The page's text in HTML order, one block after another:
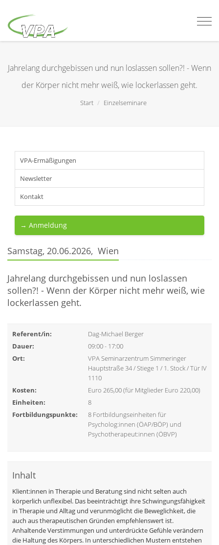
Jahrelang durchgebissen und nun loslassen sollen?! - Wenn
der Körper nicht mehr weiß, wie lockerlassen geht.
Start Einzelseminare
VPA-Ermäßigungen
Newsletter
Kontakt
→ Anmeldung
Samstag, 20.06.2026, Wien
Jahrelang durchgebissen und nun loslassen
sollen?! - Wenn der Körper nicht mehr weiß, wie
lockerlassen geht.
Referent/in:
Dag-Michael Berger
Dauer:
09:00 - 17:00
Ort:
VPA Seminarzentrum Simmeringer
Hauptstraße 34 / Stiege 1 / 1. Stock / Tür IV
1110
Kosten:
Euro 265,00 (für Mitglieder Euro 220,00)
Einheiten:
8
Fortbildungspunkte:
8 Fortbildungseinheiten für
Psycholog:innen (ÖAP/BÖP) und
Psychotherapeut:innen (ÖBVP)
Inhalt
Klient:innen in Therapie und Beratung sind nicht selten auch
körperlich unflexibel. Das beeinträchtigt ihre Schwingungsfähigkeit
in Therapie und Alltag und verunmöglicht die Beweglichkeit, die
auch aus therapeutischen Gründen empfehlenswert ist.
Anhaltende Verstimmungen und unterdrückte Gefühle verändern
die Haltung des Körpers. In unterschiedlichen Mustern entstehen